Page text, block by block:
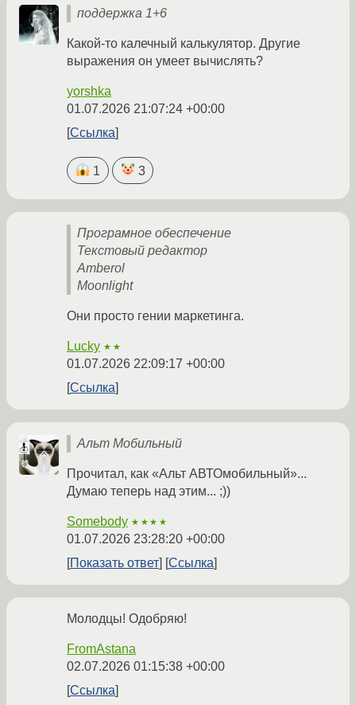
поддержка 1+6
Какой-то калечный калькулятор. Другие
выражения он умеет вычислять?
yorshka
01.07.2026 21:07:24 +00:00
Ссылка
1 3
Програмное обеспечение
Текстовый редактор
Amberol
Moonlight
Они просто гении маркетинга.
Lucky ★★
01.07.2026 22:09:17 +00:00
Ссылка
Альт Мобильный
Прочитал, как «Альт АВТОмобильный»...
Думаю теперь над этим... ;))
Somebody ★★★★
01.07.2026 23:28:20 +00:00
Показать ответ
Ссылка
Молодцы! Одобряю!
FromAstana
02.07.2026 01:15:38 +00:00
Ссылка